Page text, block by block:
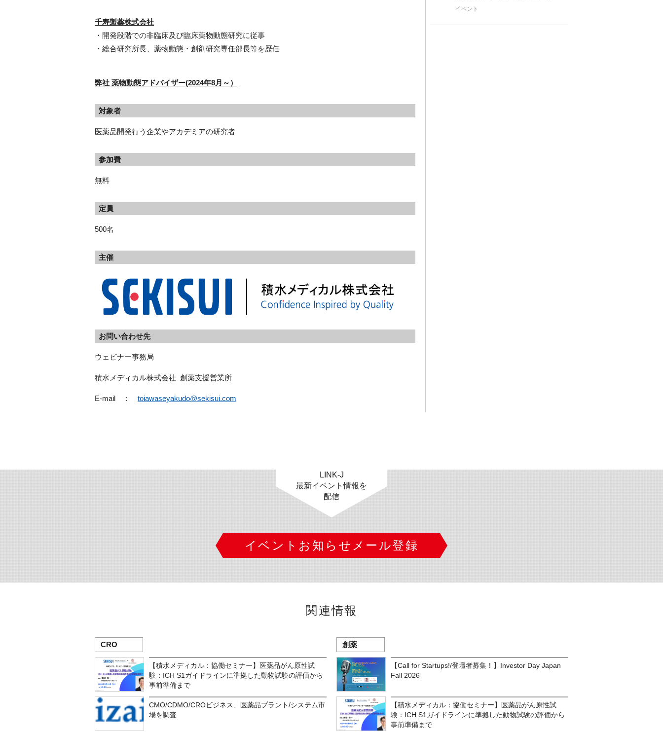
千寿製薬株式会社
・開発段階での非臨床及び臨床薬物動態研究に従事
・総合研究所長、薬物動態・創剤研究専任部長等を歴任
弊社 薬物動態アドバイザー(2024年8月～）
対象者
医薬品開発行う企業やアカデミアの研究者
参加費
無料
定員
500名
主催
お問い合わせ先
ウェビナー事務局
積水メディカル株式会社  創薬支援営業所
E-mail　： toiawaseyakudo@sekisui.com
イベント
LINK-J
最新イベント情報を
配信
イベントお知らせメール登録
関連情報
CRO
【積水メディカル：協働セミナー】医薬品がん原性試
験：ICH S1ガイドラインに準拠した動物試験の評価から
事前準備まで
CMO/CDMO/CROビジネス、医薬品プラント/システム市
場を調査
創薬
【Call for Startups!/登壇者募集！】Investor Day Japan
Fall 2026
【積水メディカル：協働セミナー】医薬品がん原性試
験：ICH S1ガイドラインに準拠した動物試験の評価から
事前準備まで